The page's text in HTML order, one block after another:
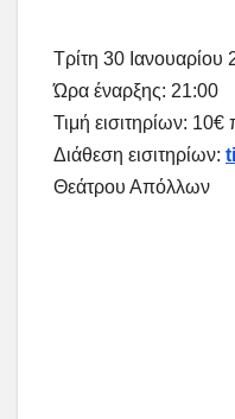
Τρίτη 30 Ιανουαρίου
Ώρα έναρξης: 21:00
Τιμή εισιτηρίων:
Διάθεση εισιτηρίων:
Θεάτρου Απόλλων